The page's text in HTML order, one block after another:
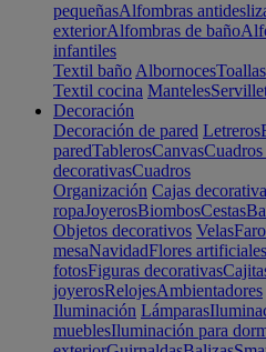
pequeñasAlfombras
exteriorAlfombras de baño
infantiles
Textil baño AlbornocesToallas
Textil cocina Manteles
Decoración
Decoración de pared Letreros
paredTablerosCanvas
decorativasCuadros
Organización Cajas
ropaJoyerosBiombosCestas
Objetos decorativos Velas
mesaNavidadFlores artificiales
fotosFiguras decorativas
joyerosRelojesAmbientadores
Iluminación Lámparas
mueblesIluminación para